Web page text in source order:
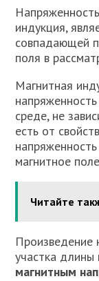
индукция,
совпадающей
поля в
Магнитная
среде, не
есть от
магнитное
Читайте
Произведение
участка длины
магнитным